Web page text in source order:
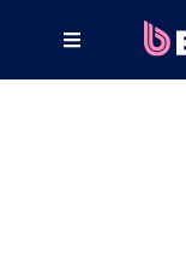
EEN
EEN KIT